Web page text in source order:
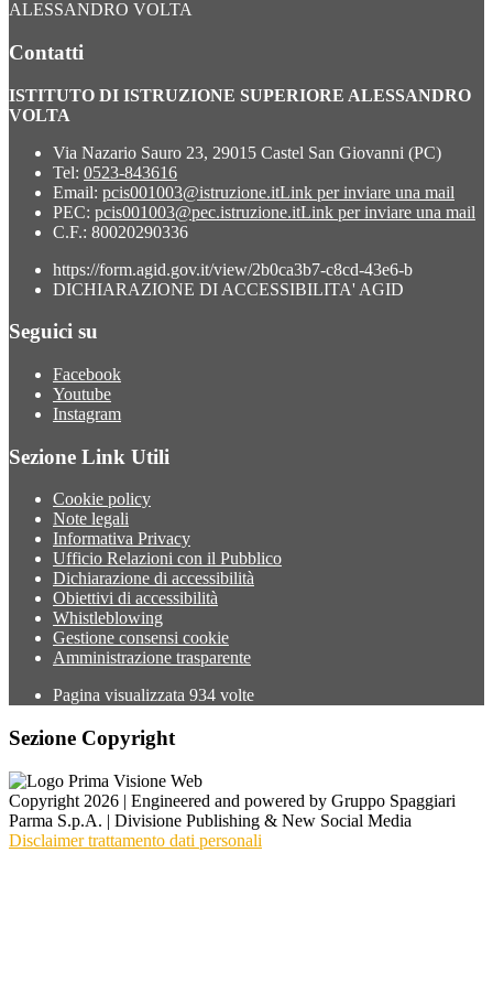
ALESSANDRO VOLTA
Contatti
ISTITUTO DI ISTRUZIONE SUPERIORE ALESSANDRO
VOLTA
Via Nazario Sauro 23, 29015 Castel San Giovanni (PC)
Tel: 0523-843616
Email: pcis001003@istruzione.itLink per inviare una mail
PEC: pcis001003@pec.istruzione.itLink per inviare una mail
C.F.: 80020290336
https://form.agid.gov.it/view/2b0ca3b7-c8cd-43e6-b
DICHIARAZIONE DI ACCESSIBILITA' AGID
Seguici su
Facebook
Youtube
Instagram
Sezione Link Utili
Cookie policy
Note legali
Informativa Privacy
Ufficio Relazioni con il Pubblico
Dichiarazione di accessibilità
Obiettivi di accessibilità
Whistleblowing
Gestione consensi cookie
Amministrazione trasparente
Pagina visualizzata 934 volte
Sezione Copyright
Copyright 2026 | Engineered and powered by Gruppo Spaggiari
Parma S.p.A. | Divisione Publishing & New Social Media
Disclaimer trattamento dati personali